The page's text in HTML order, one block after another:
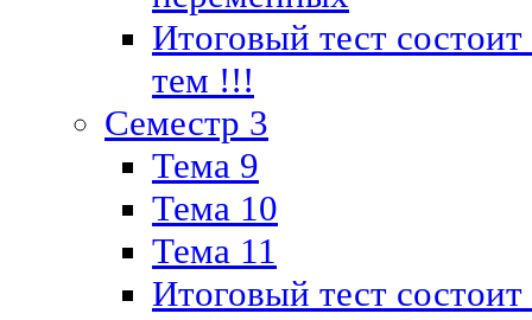
Итоговый тест
тем !!!
Семестр 3
Тема 9
Тема 10
Тема 11
Итоговый тест